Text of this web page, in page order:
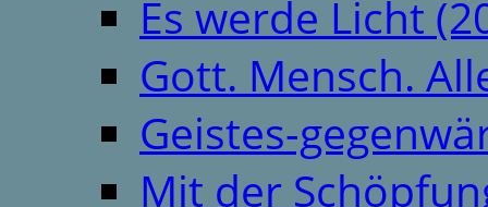
Es werde Licht
Gott. Mensch.
Geistes-
Mit der